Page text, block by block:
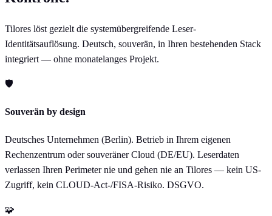
Tilores löst gezielt die systemübergreifende Leser-
Identitätsauflösung. Deutsch, souverän, in Ihren bestehenden Stack
integriert — ohne monatelanges Projekt.
🛡
Souverän by design
Deutsches Unternehmen (Berlin). Betrieb in Ihrem eigenen
Rechenzentrum oder souveräner Cloud (DE/EU). Leserdaten
verlassen Ihren Perimeter nie und gehen nie an Tilores — kein US-
Zugriff, kein CLOUD-Act-/FISA-Risiko. DSGVO.
🧩